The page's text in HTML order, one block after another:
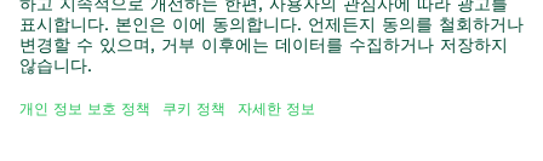
포식성 진드기
포식성 곤충
유익한 선충류
코퍼트 소개
코퍼트 소개
인기 링크